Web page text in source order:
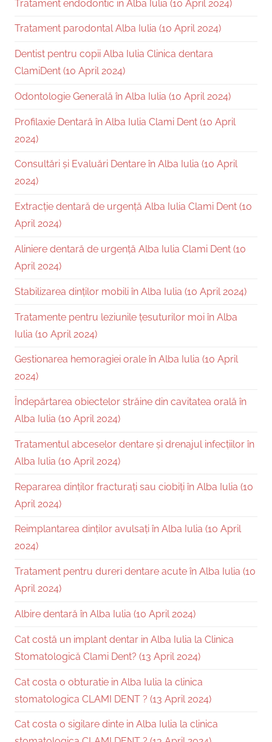
Tratament endodontic in Alba Iulia (10 April 2024)
Tratament parodontal Alba Iulia (10 April 2024)
Dentist pentru copii Alba Iulia Clinica dentara
ClamiDent (10 April 2024)
Odontologie Generală în Alba Iulia (10 April 2024)
Profilaxie Dentară în Alba Iulia Clami Dent (10 April
2024)
Consultări și Evaluări Dentare în Alba Iulia (10 April
2024)
Extracție dentară de urgență Alba Iulia Clami Dent (10
April 2024)
Aliniere dentară de urgență Alba Iulia Clami Dent (10
April 2024)
Stabilizarea dinților mobili în Alba Iulia (10 April 2024)
Tratamente pentru leziunile țesuturilor moi în Alba
Iulia (10 April 2024)
Gestionarea hemoragiei orale în Alba Iulia (10 April
2024)
Îndepărtarea obiectelor străine din cavitatea orală în
Alba Iulia (10 April 2024)
Tratamentul abceselor dentare și drenajul infecțiilor în
Alba Iulia (10 April 2024)
Repararea dinților fracturați sau ciobiți în Alba Iulia (10
April 2024)
Reimplantarea dinților avulsați în Alba Iulia (10 April
2024)
Tratament pentru dureri dentare acute în Alba Iulia (10
April 2024)
Albire dentară în Alba Iulia (10 April 2024)
Cat costă un implant dentar in Alba Iulia la Clinica
Stomatologică Clami Dent? (13 April 2024)
Cat costa o obturatie in Alba Iulia la clinica
stomatologica CLAMI DENT ? (13 April 2024)
Cat costa o sigilare dinte in Alba Iulia la clinica